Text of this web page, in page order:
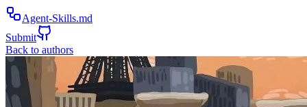
Agent-Skills.md
Submit
Back to authors